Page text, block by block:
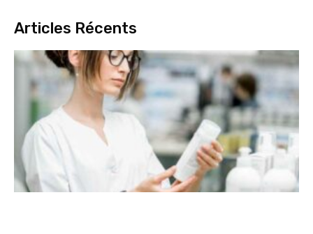
Articles Récents